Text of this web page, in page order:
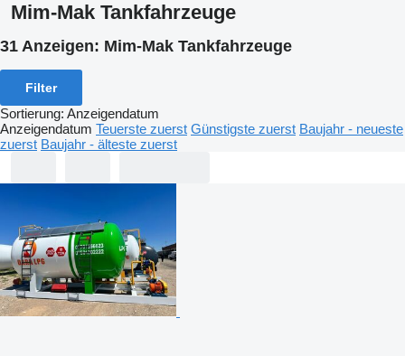
Mim-Mak Tankfahrzeuge
31 Anzeigen: Mim-Mak Tankfahrzeuge
Filter
Sortierung: Anzeigendatum
Anzeigendatum Teuerste zuerst Günstigste zuerst Baujahr - neueste
zuerst Baujahr - älteste zuerst